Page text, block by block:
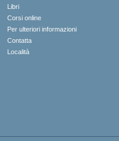
Libri
Corsi online
Per ulteriori informazioni
Contatta
Località